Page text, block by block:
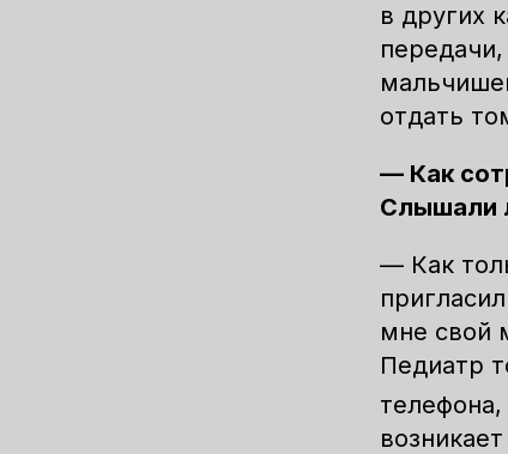
в других
отдать
— Как
Слышали
— Как
мне свой
Педиатр
телефона,